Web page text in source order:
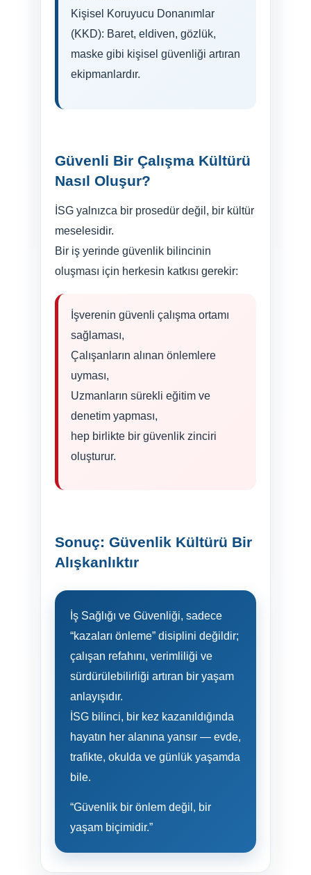
Kişisel Koruyucu Donanımlar
(KKD): Baret, eldiven, gözlük,
maske gibi kişisel güvenliği artıran
ekipmanlardır.
Güvenli Bir Çalışma Kültürü
Nasıl Oluşur?
İSG yalnızca bir prosedür değil, bir kültür
meselesidir.
Bir iş yerinde güvenlik bilincinin
oluşması için herkesin katkısı gerekir:
İşverenin güvenli çalışma ortamı
sağlaması,
Çalışanların alınan önlemlere
uyması,
Uzmanların sürekli eğitim ve
denetim yapması,
hep birlikte bir güvenlik zinciri
oluşturur.
Sonuç: Güvenlik Kültürü Bir
Alışkanlıktır
İş Sağlığı ve Güvenliği, sadece
“kazaları önleme” disiplini değildir;
çalışan refahını, verimliliği ve
sürdürülebilirliği artıran bir yaşam
anlayışıdır.
İSG bilinci, bir kez kazanıldığında
hayatın her alanına yansır — evde,
trafikte, okulda ve günlük yaşamda
bile.
“Güvenlik bir önlem değil, bir
yaşam biçimidir.”